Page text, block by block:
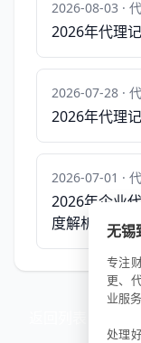
2026-08-03 ·
2026年代理
2026-07-28 ·
2026年代理
2026-07-01 ·
2026年企业
度解析
无锡
专注
更、
业服务
处理